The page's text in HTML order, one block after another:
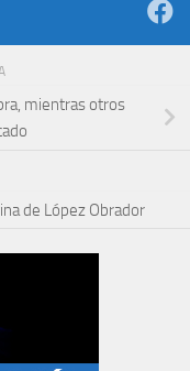
mientras otros
de López Obrador